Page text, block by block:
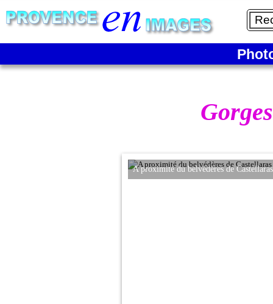
A proximité du belvédères de Castellaras